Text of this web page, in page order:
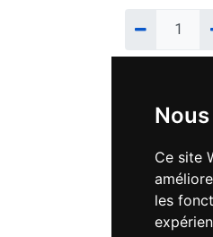
Ce site
les